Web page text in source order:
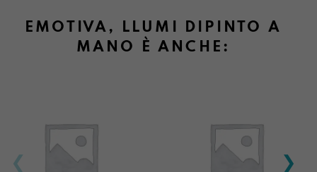
EMOTIVA, LLUMI DIPINTO A
MANO È ANCHE: